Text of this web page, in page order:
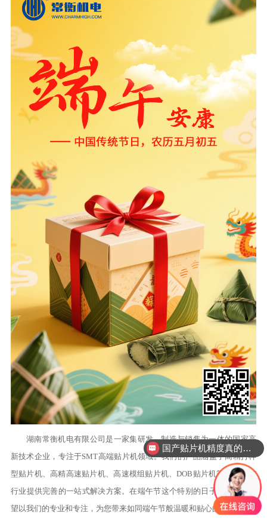
湖南常衡机电有限公司是一家集研发、制造与销售为一体的国家高
新技术企业，专注于SMT高端贴片机领域。我们的产品涵盖了高精打样
型贴片机、高精高速贴片机、高速模组贴片机、DOB贴片机等，为SMT
行业提供完善的一站式解决方案。在端午节这个特别的日子里，我们希
望以我们的专业和专注，为您带来如同端午节般温暖和贴心的服务。
国产贴片机精度真的能比进口吗？